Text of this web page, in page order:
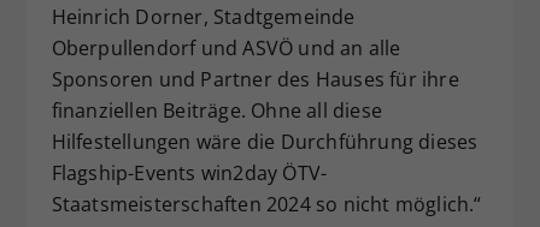
Heinrich Dorner, Stadtgemeinde
Oberpullendorf und ASVÖ und an alle
Sponsoren und Partner des Hauses für ihre
finanziellen Beiträge. Ohne all diese
Hilfestellungen wäre die Durchführung dieses
Flagship-Events win2day ÖTV-
Staatsmeisterschaften 2024 so nicht möglich.“